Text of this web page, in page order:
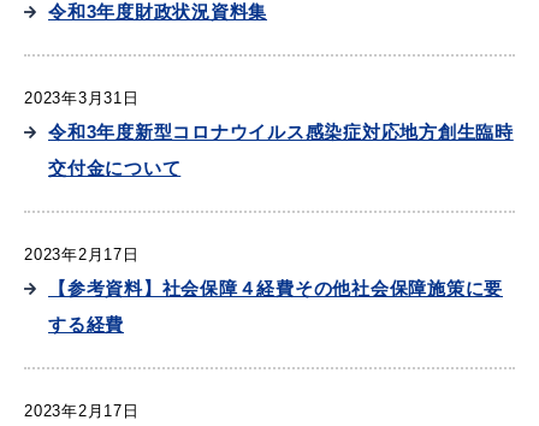
ご案内
お問い合わせ
令和3年度財政状況資料集
2023年3月31日
令和3年度新型コロナウイルス感染症対応地方創生臨時
交付金について
2023年2月17日
【参考資料】社会保障４経費その他社会保障施策に要
する経費
2023年2月17日